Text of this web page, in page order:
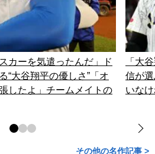
カーを気遣ったんだ」ド
“大谷翔平の優しさ”「オ
したよ」チームメイトの
「大
信が
いな
その他の名作記事 >